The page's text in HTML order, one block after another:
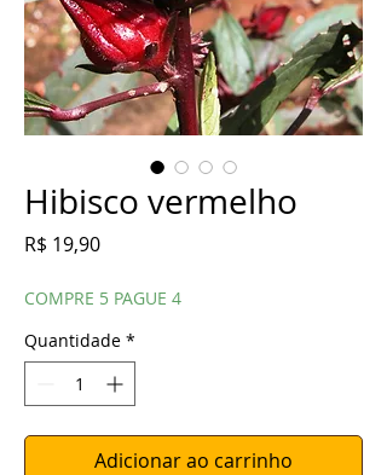
Hibisco vermelho
R$ 19,90Preço
COMPRE 5 PAGUE 4
Quantidade *
Adicionar ao carrinho